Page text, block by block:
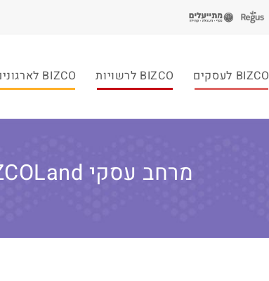
BIZCO לעסקים BIZCO לרשויות BIZCO לארגונים
מרחב עסקי BiZCOLand